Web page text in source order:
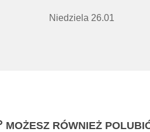
Niedziela 26.01
MOŻESZ RÓWNIEŻ